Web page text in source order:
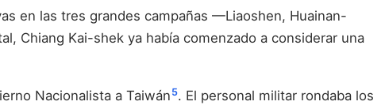
en las tres grandes campañas —Liaoshen, Huainan-
Chiang Kai-shek ya había comenzado a considerar una
Nacionalista a Taiwán 5. El personal militar rondaba los